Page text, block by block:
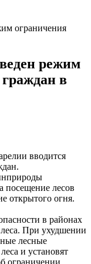
ограничения
режим
в
вводится
посещение лесов
открытого огня.
в районах
При ухудшении
лесные
и установят
ограничении